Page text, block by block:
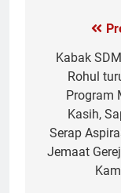
Navigasi
pos
Kabak
Rohul
Program
Kasih,
Serap
Jemaat